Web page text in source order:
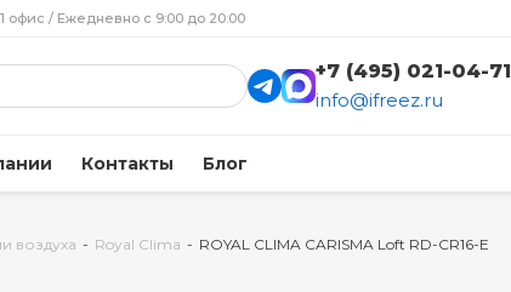
офис / Ежедневно с 9:00 до 20:00
+7 (495) 021-04-71
info@ifreez.ru
Контакты Блог
воздуха - Royal Clima - ROYAL CLIMA CARISMA Loft RD-CR16-E